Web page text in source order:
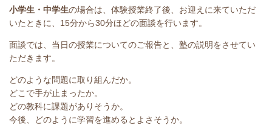
小学生・中学生の場合は、体験授業終了後、お迎えに来ていただ
いたときに、15分から30分ほどの面談を行います。
面談では、当日の授業についてのご報告と、塾の説明をさせてい
ただきます。
どのような問題に取り組んだか。
どこで手が止まったか。
どの教科に課題がありそうか。
今後、どのように学習を進めるとよさそうか。